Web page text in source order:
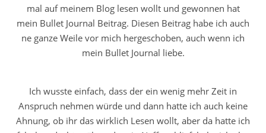
mal auf meinem Blog lesen wollt und gewonnen hat
mein Bullet Journal Beitrag. Diesen Beitrag habe ich auch
ne ganze Weile vor mich hergeschoben, auch wenn ich
mein Bullet Journal liebe.
Ich wusste einfach, dass der ein wenig mehr Zeit in
Anspruch nehmen würde und dann hatte ich auch keine
Ahnung, ob ihr das wirklich Lesen wollt, aber da hatte ich